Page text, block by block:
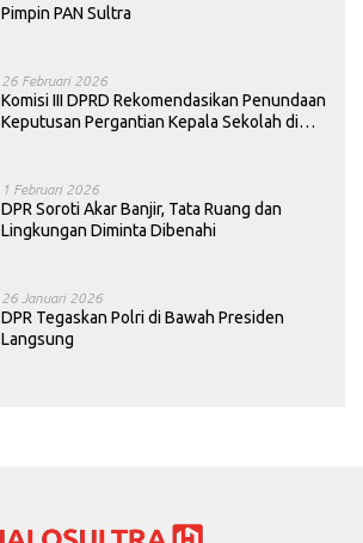
Pimpin PAN Sultra
26 Februari 2026
Komisi III DPRD Rekomendasikan Penundaan
Keputusan Pergantian Kepala Sekolah di
1 Februari 2026
DPR Soroti Akar Banjir, Tata Ruang dan
Lingkungan Diminta Dibenahi
26 Januari 2026
DPR Tegaskan Polri di Bawah Presiden
Langsung